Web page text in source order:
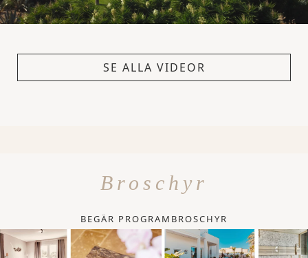
SE ALLA VIDEOR
Broschyr
BEGÄR PROGRAMBROSCHYR